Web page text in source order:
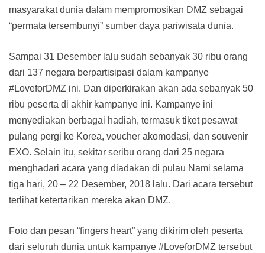
masyarakat dunia dalam mempromosikan DMZ sebagai
“permata tersembunyi” sumber daya pariwisata dunia.
Sampai 31 Desember lalu sudah sebanyak 30 ribu orang
dari 137 negara berpartisipasi dalam kampanye
#LoveforDMZ ini. Dan diperkirakan akan ada sebanyak 50
ribu peserta di akhir kampanye ini. Kampanye ini
menyediakan berbagai hadiah, termasuk tiket pesawat
pulang pergi ke Korea, voucher akomodasi, dan souvenir
EXO. Selain itu, sekitar seribu orang dari 25 negara
menghadari acara yang diadakan di pulau Nami selama
tiga hari, 20 – 22 Desember, 2018 lalu. Dari acara tersebut
terlihat ketertarikan mereka akan DMZ.
Foto dan pesan “fingers heart” yang dikirim oleh peserta
dari seluruh dunia untuk kampanye #LoveforDMZ tersebut